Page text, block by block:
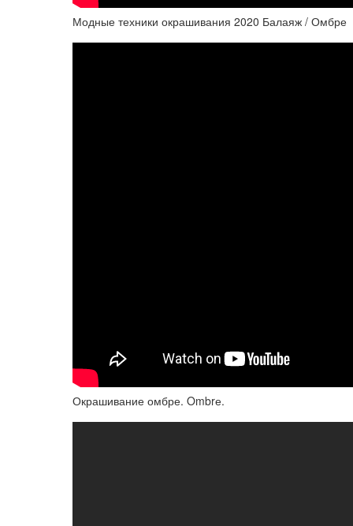
Модные техники окрашивания 2020 Балаяж / Омбре
Окрашивание омбре. Ombrе.